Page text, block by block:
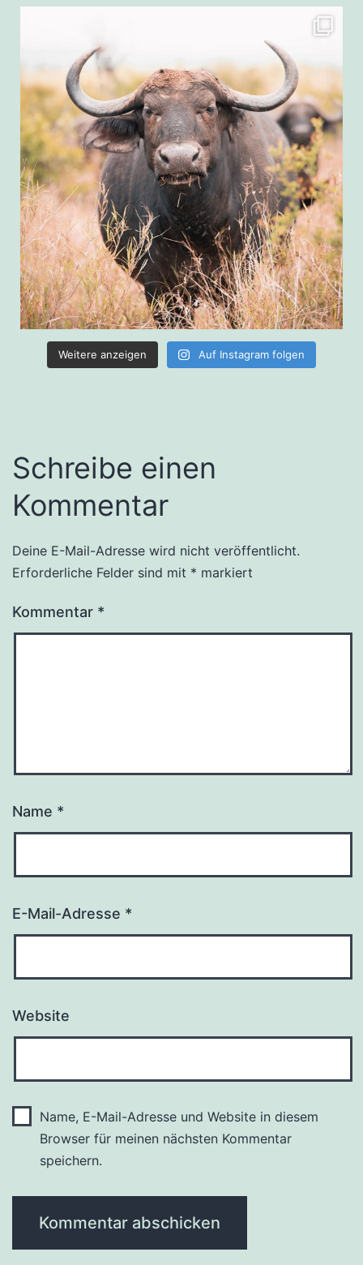
Weitere anzeigen Auf Instagram folgen
Schreibe einen
Kommentar
Deine E-Mail-Adresse wird nicht veröffentlicht.
Erforderliche Felder sind mit * markiert
Kommentar *
Name *
E-Mail-Adresse *
Website
Name, E-Mail-Adresse und Website in diesem
Browser für meinen nächsten Kommentar
speichern.